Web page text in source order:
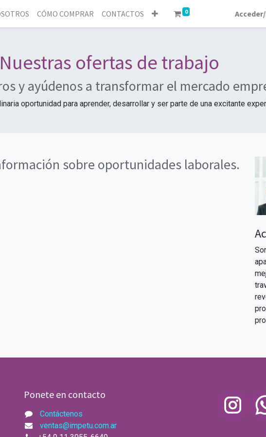
CÓMO COMPRAR CONTACTOS 0
ofertas de trabajo
y ayúdenos a transformar el mercado
oportunidad para aprender, desarrollar y ser parte de una excitante
sobre oportunidades laborales.
Ponete en contacto
Contáctenos
ventas@impetu.com.ar​